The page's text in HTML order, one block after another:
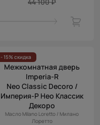
- 15% скидка
Межкомнатная дверь
Imperia-R
Neo Classic Decoro /
Империя-Р Нео Классик
Декоро
Масло Milano Loretto / Милано
Лоретто